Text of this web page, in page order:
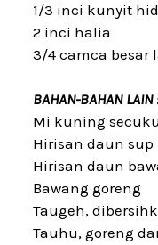
1/3 inci kunyit
2 inci halia
3/4 camca besar
BAHAN-BAHAN LAIN
Mi kuning
Hirisan daun sup
Hirisan daun
Bawang goreng
Taugeh,
Tauhu, goreng